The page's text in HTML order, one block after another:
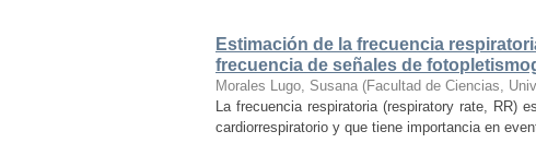
Estimación de la frecuencia
frecuencia de señales de
Morales Lugo, Susana (Facultad de Ciencias,
La frecuencia respiratoria (respiratory rate, RR)
cardiorrespiratorio y que tiene importancia en